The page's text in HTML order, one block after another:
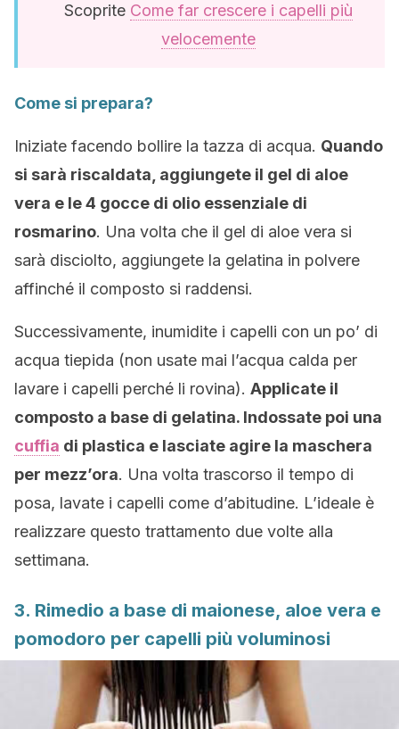
Scoprite Come far crescere i capelli più
velocemente
Come si prepara?
Iniziate facendo bollire la tazza di acqua. Quando
si sarà riscaldata, aggiungete il gel di aloe
vera e le 4 gocce di olio essenziale di
rosmarino. Una volta che il gel di aloe vera si
sarà disciolto, aggiungete la gelatina in polvere
affinché il composto si raddensi.
Successivamente, inumidite i capelli con un po’ di
acqua tiepida (non usate mai l’acqua calda per
lavare i capelli perché li rovina). Applicate il
composto a base di gelatina. Indossate poi una
cuffia di plastica e lasciate agire la maschera
per mezz’ora. Una volta trascorso il tempo di
posa, lavate i capelli come d’abitudine. L’ideale è
realizzare questo trattamento due volte alla
settimana.
3. Rimedio a base di maionese, aloe vera e
pomodoro per capelli più voluminosi